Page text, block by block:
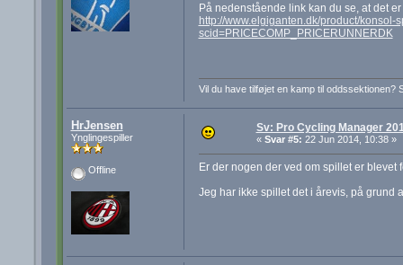
På nedenstående link kan du se, at det
http://www.elgiganten.dk/product/
scid=PRICECOMP_PRICERUNNERDK
Vil du have tilføjet en kamp til oddssektionen?
HrJensen
Ynglingespiller
Offline
Sv: Pro Cycling Manager
« Svar #5: 22 Jun 2014, 10:38 »
Er der nogen der ved om spillet er blevet
Jeg har ikke spillet det i årevis, på grund